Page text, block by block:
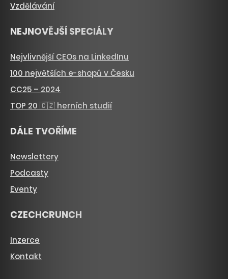
Vzdělávání
NEJNOVĚJŠÍ SPECIÁLY
Nejvlivnější CEOs na LinkedInu
100 největších e-shopů v Česku
CC25 – 2024
TOP 20 🇨🇿 herních studií
DÁLE TVOŘÍME
Newslettery
Podcasty
Eventy
CZECHCRUNCH
Inzerce
Kontakt